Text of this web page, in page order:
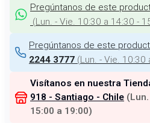
Pregúntanos de este
(Lun. - Vie. 10:30 a 14:30 -
Pregúntanos de este
2244 3777 (Lun. - Vie.
Visítanos en nuestra
918 - Santiago - Chile (
15:00 a 19:00)